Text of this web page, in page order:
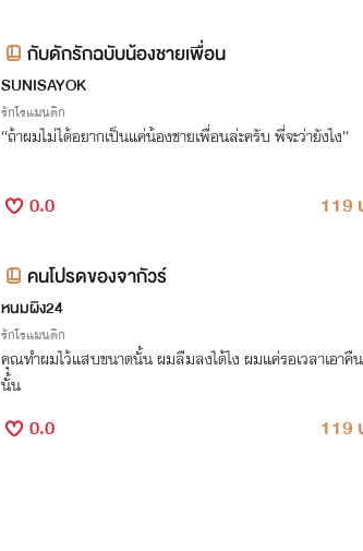
กับดักรักฉบับน้องชายเพื่อน
SUNISAYOK
รักโรแมนติก
“ถ้าผมไม่ได้อยากเป็นแค่น้องชายเพื่อนล่ะครับ พี่จะว่ายังไง”
0.0 119
คนโปรดของจากัวร์
หนมผิง24
รักโรแมนติก
คุณทำผมไว้แสบขนาดนั้น ผมลืมลงได้ไง ผมแค่รอเวลาเอาคื
นั้น
0.0 119